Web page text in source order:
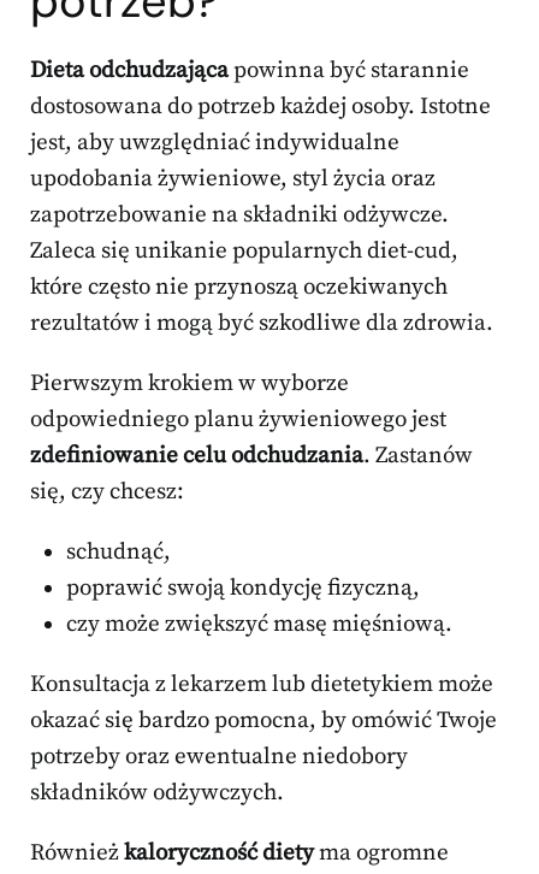
Dieta odchudzającapowinna być starannie
dostosowana do potrzeb każdej osoby. Istotne
jest, aby uwzględniać indywidualne
upodobania żywieniowe, styl życia oraz
zapotrzebowanie na składniki odżywcze.
Zaleca się unikanie popularnych diet-cud,
które często nie przynoszą oczekiwanych
rezultatów i mogą być szkodliwe dla zdrowia.
Pierwszym krokiem w wyborze
odpowiedniego planu żywieniowego jest
zdefiniowanie celu odchudzania. Zastanów
się, czy chcesz:
schudnąć,
poprawić swoją kondycję fizyczną,
czy może zwiększyć masę mięśniową.
Konsultacja z lekarzem lub dietetykiem może
okazać się bardzo pomocna, by omówić Twoje
potrzeby oraz ewentualne niedobory
składników odżywczych.
Równieżkaloryczność dietyma ogromne